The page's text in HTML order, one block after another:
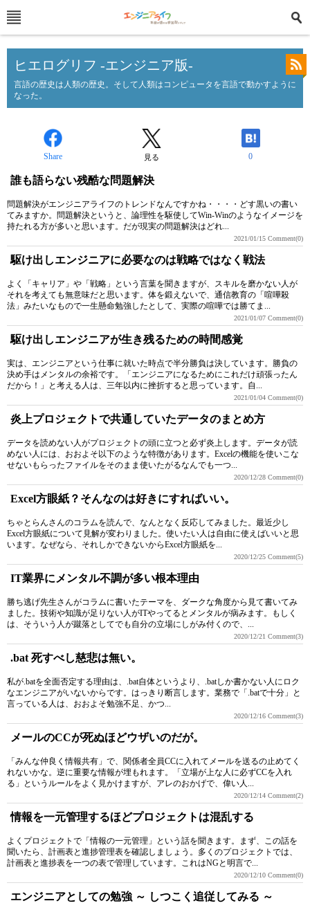
ヒエログリフ -エンジニア版-
言語の歴史は人類の歴史。そして人類はコンピュータを言語で動かすように
なった。
Share 見る 0
誰も語らない残酷な問題解決
問題解決がエンジニアライフのトレンドなんですかね・・・・どす黒いの書い
てみますか。問題解決というと、論理性を駆使してWin-Winのようなイメージを
持たれる方が多いと思います。だが現実の問題解決はどれ...
2021/01/15 Comment(0)
駆け出しエンジニアに必要なのは戦略ではなく戦法
よく「キャリア」や「戦略」という言葉を聞きますが、スキルを磨かない人が
それを考えても無意味だと思います。体を鍛えないで、通信教育の「喧嘩殺
法」みたいなもので一生懸命勉強したとして、実際の喧嘩では勝てま...
2021/01/07 Comment(0)
駆け出しエンジニアが生き残るための時間感覚
実は、エンジニアという仕事に就いた時点で半分勝負は決しています。勝負の
決め手はメンタルの余裕です。「エンジニアになるためにこれだけ頑張ったん
だから！」と考える人は、三年以内に挫折すると思っています。自...
2021/01/04 Comment(0)
炎上プロジェクトで共通していたデータのまとめ方
データを読めない人がプロジェクトの頭に立つと必ず炎上します。データが読
めない人には、おおよそ以下のような特徴があります。Excelの機能を使いこな
せないもらったファイルをそのまま使いたがるなんでも一つ...
2020/12/28 Comment(0)
Excel方眼紙？そんなのは好きにすればいい。
ちゃとらんさんのコラムを読んで、なんとなく反応してみました。最近少し
Excel方眼紙について見解が変わりました。使いたい人は自由に使えばいいと思
います。なぜなら、それしかできないからExcel方眼紙を...
2020/12/25 Comment(5)
IT業界にメンタル不調が多い根本理由
勝ち逃げ先生さんがコラムに書いたテーマを、ダークな角度から見て書いてみ
ました。技術や知識が足りない人がITやってるとメンタルが病みます。もしく
は、そういう人が蹴落としてでも自分の立場にしがみ付くので、...
2020/12/21 Comment(3)
.bat 死すべし慈悲は無い。
私が.batを全面否定する理由は、.bat自体というより、.batしか書かない人にロク
なエンジニアがいないからです。はっきり断言します。業務で「.batで十分」と
言っている人は、おおよそ勉強不足、かつ...
2020/12/16 Comment(3)
メールのCCが死ぬほどウザいのだが。
「みんな仲良く情報共有」で、関係者全員CCに入れてメールを送るの止めてく
れないかな。逆に重要な情報が埋もれます。「立場が上な人に必ずCCを入れ
る」というルールをよく見かけますが、アレのおかげで、偉い人...
2020/12/14 Comment(2)
情報を一元管理するほどプロジェクトは混乱する
よくプロジェクトで「情報の一元管理」という話を聞きます。まず、この話を
聞いたら、計画表と進捗管理表を確認しましょう。多くのプロジェクトでは、
計画表と進捗表を一つの表で管理しています。これはNGと明言で...
2020/12/10 Comment(0)
エンジニアとしての勉強 ～ しつこく追従してみる ～